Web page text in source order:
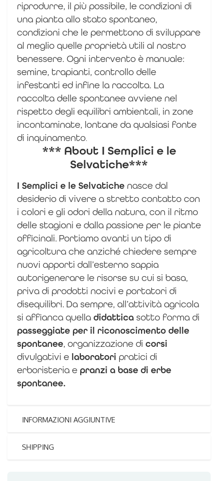
riprodurre, il più possibile, le condizioni di
una pianta allo stato spontaneo,
condizioni che le permettono di sviluppare
al meglio quelle proprietà utili al nostro
benessere. Ogni intervento è manuale:
semine, trapianti, controllo delle
infestanti ed infine la raccolta. La
raccolta delle spontanee avviene nel
rispetto degli equilibri ambientali, in zone
incontaminate, lontane da qualsiasi fonte
di inquinamento.
*** About I Semplici e le
Selvatiche***
I Semplici e le Selvatiche nasce dal
desiderio di vivere a stretto contatto con
i colori e gli odori della natura, con il ritmo
delle stagioni e dalla passione per le piante
officinali. Portiamo avanti un tipo di
agricoltura che anziché chiedere sempre
nuovi apporti dall’esterno sappia
autorigenerare le risorse su cui si basa,
priva di prodotti nocivi e portatori di
disequilibri. Da sempre, all’attività agricola
si affianca quella didattica sotto forma di
passeggiate per il riconoscimento delle
spontanee, organizzazione di corsi
divulgativi e laboratori pratici di
erboristeria e pranzi a base di erbe
spontanee.
INFORMAZIONI AGGIUNTIVE
SHIPPING